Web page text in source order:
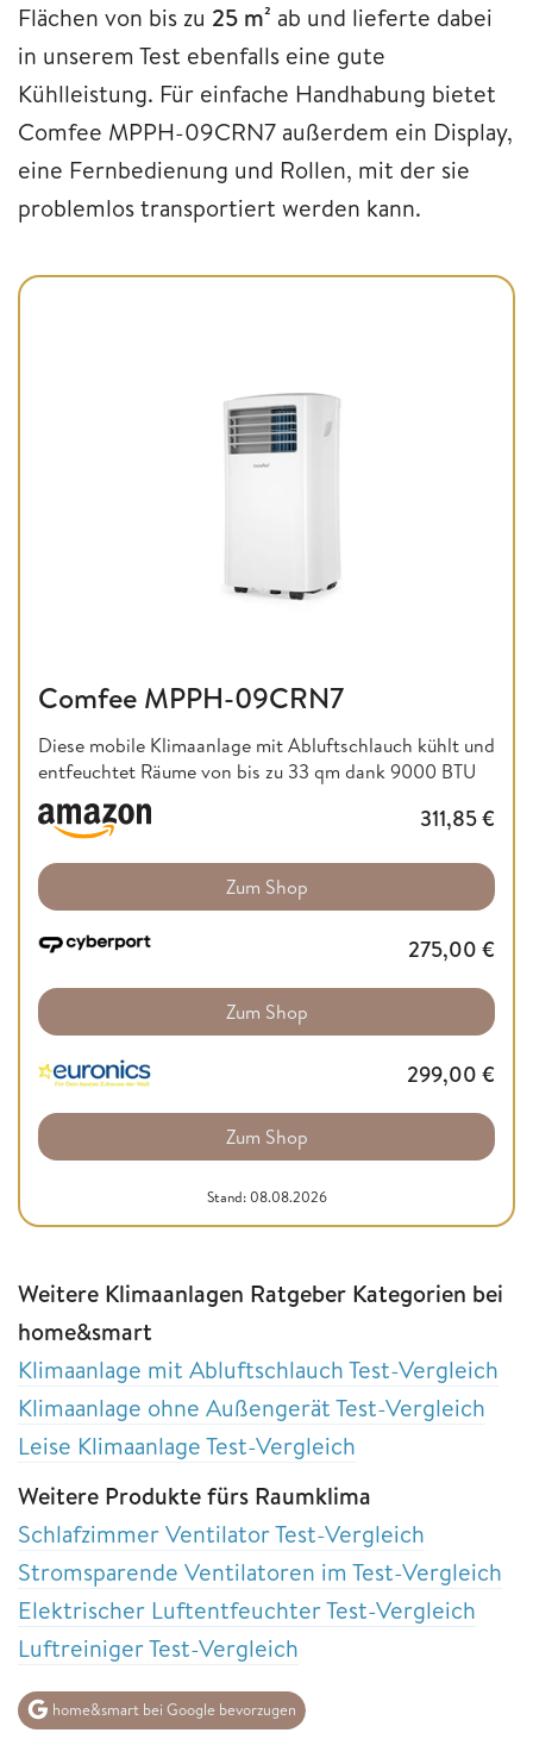
Flächen von bis zu 25 m² ab und lieferte dabei
in unserem Test ebenfalls eine gute
Kühlleistung. Für einfache Handhabung bietet
Comfee MPPH-09CRN7 außerdem ein Display,
eine Fernbedienung und Rollen, mit der sie
problemlos transportiert werden kann.
Comfee MPPH-09CRN7
Diese mobile Klimaanlage mit Abluftschlauch kühlt und
entfeuchtet Räume von bis zu 33 qm dank 9000 BTU
311,85€
Zum Shop
275,00 €
Zum Shop
299,00 €
Zum Shop
Stand: 08.08.2026
Weitere Klimaanlagen Ratgeber Kategorien bei
home&smart
Klimaanlage mit Abluftschlauch Test-Vergleich
Klimaanlage ohne Außengerät Test-Vergleich
Leise Klimaanlage Test-Vergleich
Weitere Produkte fürs Raumklima
Schlafzimmer Ventilator Test-Vergleich
Stromsparende Ventilatoren im Test-Vergleich
Elektrischer Luftentfeuchter Test-Vergleich
Luftreiniger Test-Vergleich
home&smart bei Google bevorzugen